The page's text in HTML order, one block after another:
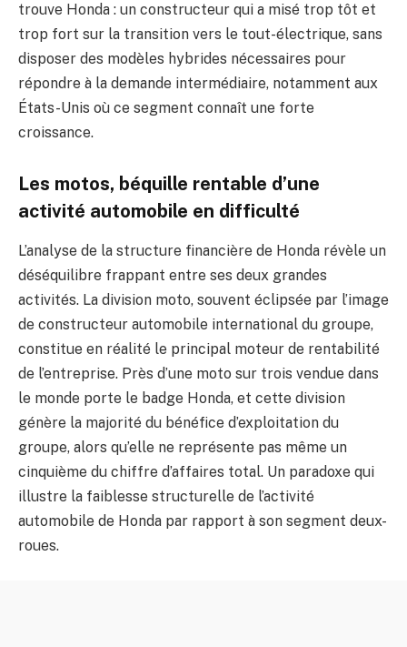
trouve Honda : un constructeur qui a misé trop tôt et
trop fort sur la transition vers le tout-électrique, sans
disposer des modèles hybrides nécessaires pour
répondre à la demande intermédiaire, notamment aux
États-Unis où ce segment connaît une forte
croissance.
Les motos, béquille rentable d’une
activité automobile en difficulté
L’analyse de la structure financière de Honda révèle un
déséquilibre frappant entre ses deux grandes
activités. La division moto, souvent éclipsée par l’image
de constructeur automobile international du groupe,
constitue en réalité le principal moteur de rentabilité
de l’entreprise. Près d’une moto sur trois vendue dans
le monde porte le badge Honda, et cette division
génère la majorité du bénéfice d’exploitation du
groupe, alors qu’elle ne représente pas même un
cinquième du chiffre d’affaires total. Un paradoxe qui
illustre la faiblesse structurelle de l’activité
automobile de Honda par rapport à son segment deux-
roues.